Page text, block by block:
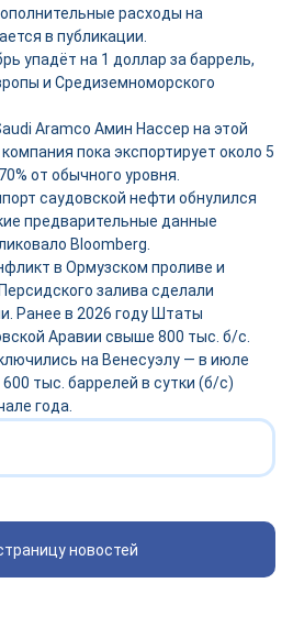
расходы на
в публикации.
упадёт на 1 доллар за баррель,
и Средиземноморского
Aramco Амин Нассер на этой
пока экспортирует около 5
от обычного уровня.
саудовской нефти обнулился
предварительные данные
Bloomberg.
в Ормузском проливе и
залива сделали
Ранее в 2026 году Штаты
Аравии свыше 800 тыс. б/с.
на Венесуэлу — в июле
тыс. баррелей в сутки (б/с)
года.
новостей